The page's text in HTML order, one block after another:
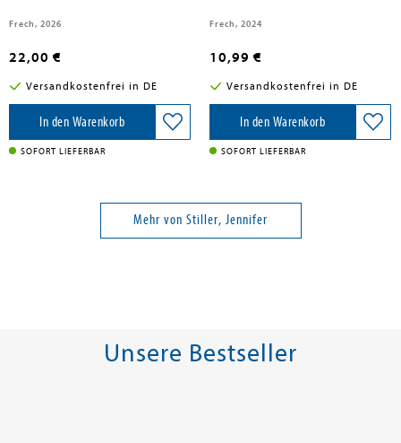
Frech, 2026
22,00 €
Versandkostenfrei in DE
In den Warenkorb
SOFORT LIEFERBAR
Frech, 2024
10,99 €
Versandkostenfrei in DE
In den Warenkorb
SOFORT LIEFERBAR
Mehr von Stiller, Jennifer
Unsere Bestseller